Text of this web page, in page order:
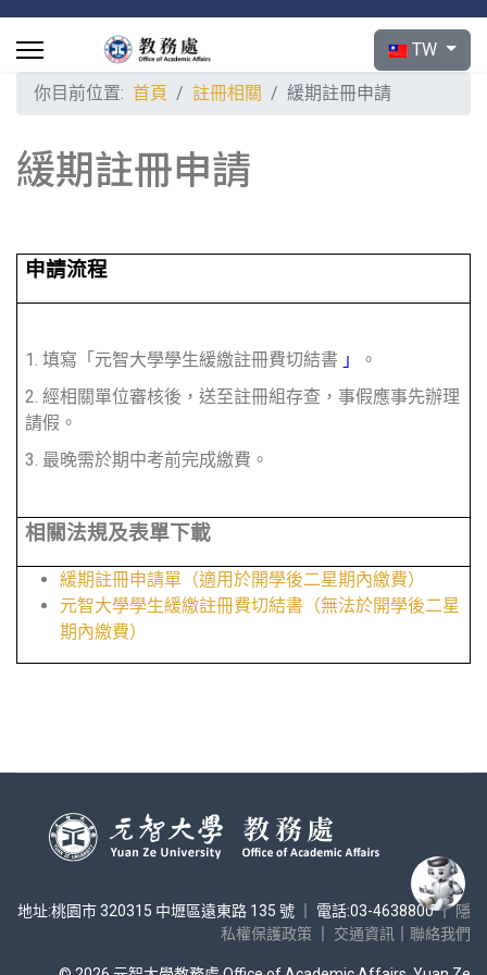
選擇你的語言
TW
你目前位置: 首頁 註冊相關 緩期註冊申請
緩期註冊申請
申請流程
1. 填寫「元智大學學生緩繳註冊費切結書 」
。
2. 經相關單位審核後，送至註冊組存查，事假應事先辦理
請假。
3. 最晚需於期中考前完成繳費。
相關法規及表單下載
緩期註冊申請單（適用於開學後二星期內繳費）
元智大學學生緩繳註冊費切結書（無法於開學後二星
期內繳費）
地址:桃園市 320315 中壢區遠東路 135 號 ｜ 電話:03-4638800 ｜隱
私權保護政策
交通資訊 聯絡我們